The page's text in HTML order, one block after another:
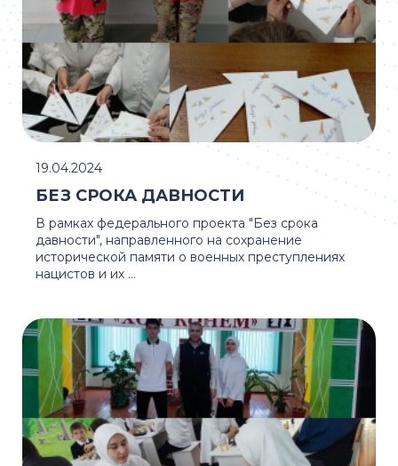
В рамках федерального проекта "Без срока
давности", направленного на сохранение
исторической памяти о военных преступлениях
нацистов и их ...
БЕЗ СРОКА ДАВНОСТИ
19.04.2024